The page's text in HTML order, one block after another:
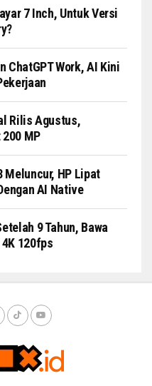
7 Inch, Untuk Versi
ChatGPT Work, AI Kini
Rilis Agustus,
MP
Meluncur, HP Lipat
AI Native
9 Tahun, Bawa
120fps